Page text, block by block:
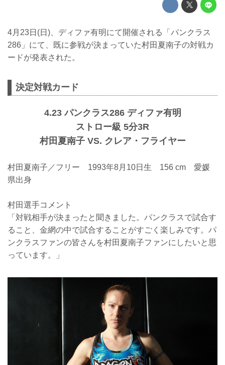
4月23日(日)、ディファ有明にて開催される「パンクラス
286」にて、既に参戦が決まっていた村田夏南子の対戦カ
ードが発表された。
決定対戦カード
4.23 パンクラス286 ディファ有明
ストロー級 5分3R
村田夏南子 VS. クレア・フライヤー
村田夏南子／フリー 1993年8月10日生 156 cm 愛媛
県出身
村田選手コメント
「対戦相手が決まったと聞きました。パンクラスで試合す
ること、金網の中で試合することがすごく楽しみです。パ
ンクラスファンの皆さんを村田夏南子ファンにしたいと思
っています。」